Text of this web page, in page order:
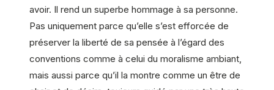
avoir. Il rend un superbe hommage à sa personne.
Pas uniquement parce qu’elle s’est efforcée de
préserver la liberté de sa pensée à l’égard des
conventions comme à celui du moralisme ambiant,
mais aussi parce qu’il la montre comme un être de